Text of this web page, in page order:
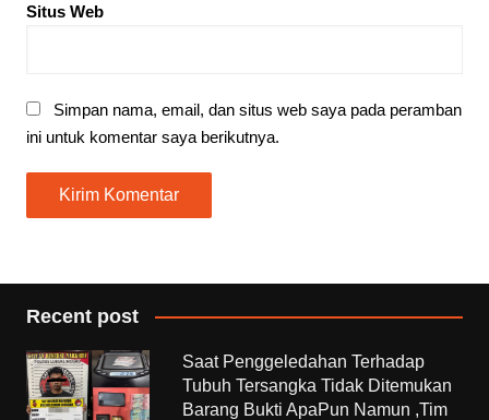
Situs Web
Simpan nama, email, dan situs web saya pada peramban
ini untuk komentar saya berikutnya.
Recent post
Saat Penggeledahan Terhadap
Tubuh Tersangka Tidak Ditemukan
Barang Bukti ApaPun Namun ,Tim